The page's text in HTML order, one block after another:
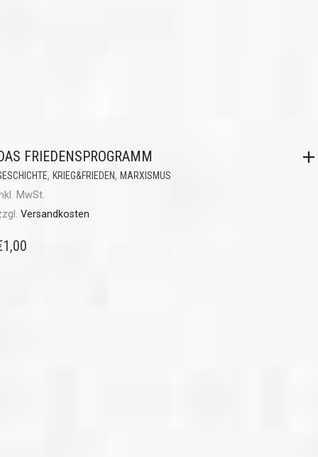
FRIEDENSPROGRAMM
, KRIEG&FRIEDEN, MARXISMUS
MwSt.
Versandkosten
1,00